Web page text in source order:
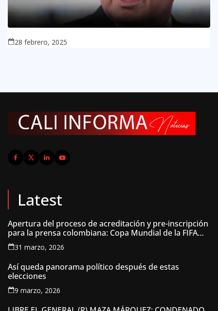
28 febrero, 2025
Latest
Apertura del proceso de acreditación y pre-inscripción
para la prensa colombiana: Copa Mundial de la FIFA
2026 ™
31 marzo, 2026
Así queda panorama político después de estas
elecciones
9 marzo, 2026